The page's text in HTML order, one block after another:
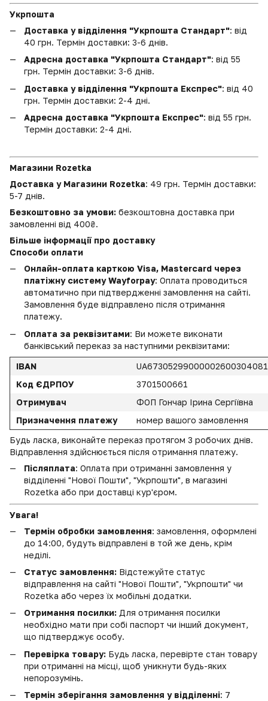
Укрпошта
Доставка у відділення "Укрпошта Стандарт": від
40 грн. Термін доставки: 3-6 днів.
Адресна доставка "Укрпошта Стандарт": від 55
грн. Термін доставки: 3-6 днів.
Доставка у відділення "Укрпошта Експрес": від 40
грн. Термін доставки: 2-4 дні.
Адресна доставка "Укрпошта Експрес": від 55 грн.
Термін доставки: 2-4 дні.
Магазини Rozetka
Доставка у Магазини Rozetka: 49 грн. Термін доставки:
5-7 днів.
Безкоштовно за умови: безкоштовна доставка при
замовленні від 400₴.
Більше інформації про доставку
Способи оплати
Онлайн-оплата карткою Visa, Mastercard через
платіжну систему Wayforpay: Оплата проводиться
автоматично при підтвердженні замовлення на сайті.
Замовлення буде відправлено після отримання
платежу.
Оплата за реквізитами: Ви можете виконати
банківський переказ за наступними реквізитами:
IBAN
Код ЄДРПОУ
3701500661
Отримувач
ФОП Гончар Ірина Сергіївна
Призначення платежу
номер вашого замовлення
Будь ласка, виконайте переказ протягом 3 робочих днів.
Відправлення здійснюється після отримання платежу.
Післяплата: Оплата при отриманні замовлення у
відділенні "Нової Пошти", "Укрпошти", в магазині
Rozetka або при доставці кур'єром.
Увага!
Термін обробки замовлення: замовлення, оформлені
до 14:00, будуть відправлені в той же день, крім
неділі.
Статус замовлення: Відстежуйте статус
відправлення на сайті "Нової Пошти", "Укрпошти" чи
Rozetka або через їх мобільні додатки.
Отримання посилки: Для отримання посилки
необхідно мати при собі паспорт чи інший документ,
що підтверджує особу.
Перевірка товару: Будь ласка, перевірте стан товару
при отриманні на місці, щоб уникнути будь-яких
непорозумінь.
Термін зберігання замовлення у відділенні: 7